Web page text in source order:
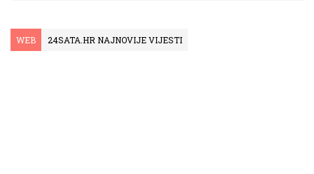
WEB 24SATA.HR NAJNOVIJE VIJESTI